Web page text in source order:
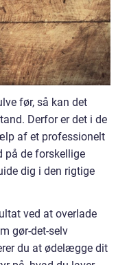
før, så kan det
Derfor er det i de
af et professionelt
på de forskellige
dig i den rigtige
ved at overlade
gør-det-selv
du at ødelægge dit